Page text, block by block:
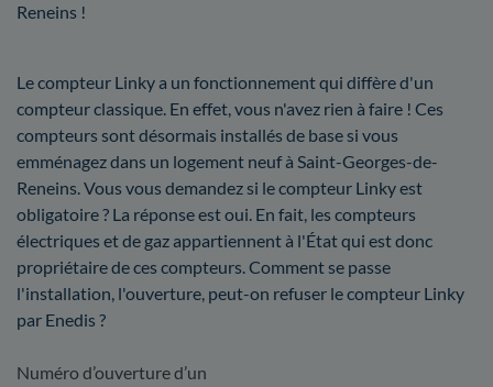
Reneins !
Le compteur Linky a un fonctionnement qui diffère d'un
compteur classique. En effet, vous n'avez rien à faire ! Ces
compteurs sont désormais installés de base si vous
emménagez dans un logement neuf à Saint-Georges-de-
Reneins. Vous vous demandez si le compteur Linky est
obligatoire ? La réponse est oui. En fait, les compteurs
électriques et de gaz appartiennent à l'État qui est donc
propriétaire de ces compteurs. Comment se passe
l'installation, l'ouverture, peut-on refuser le compteur Linky
par Enedis ?
Numéro d’ouverture d’un